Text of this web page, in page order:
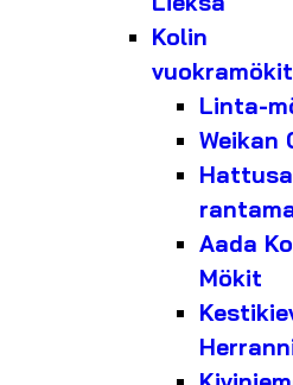
Kolin
vuokramökit
Linta-
Weikan
Aada
Mökit